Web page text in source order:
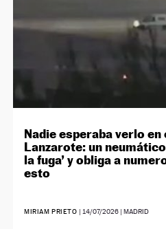
Nadie esperaba verlo
Lanzarote: un neumático
la fuga’ y obliga a
esto
MIRIAM PRIETO | 14/07/2026| MADRID